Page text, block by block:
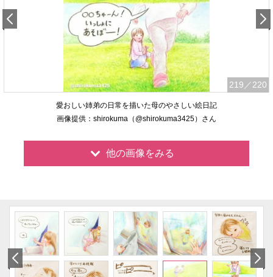
219 ／220
愛おしい姉弟の日常を描いた母のやさしい絵日記
画像提供：shirokuma（@shirokuma3425）さん
他の画像をみる